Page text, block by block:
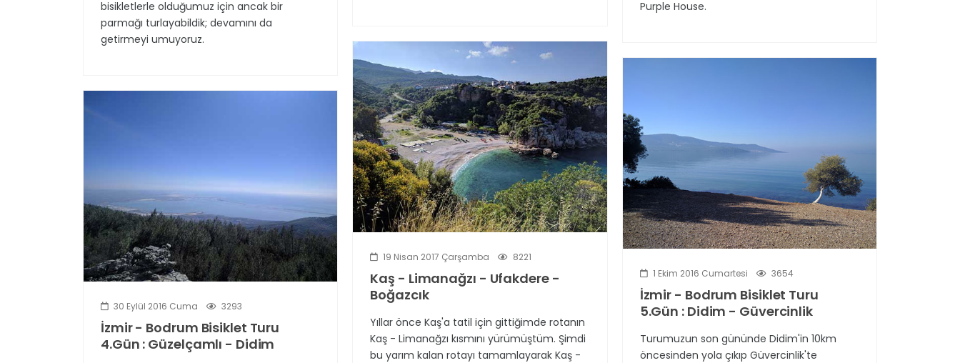
bisikletlerle olduğumuz için ancak bir
parmağı turlayabildik; devamını da
getirmeyi umuyoruz.
Purple House.
19 Nisan 2017 Çarşamba 8221
Kaş - Limanağzı - Ufakdere -
Boğazcık
Yıllar önce Kaş'a tatil için gittiğimde rotanın
Kaş - Limanağzı kısmını yürümüştüm. Şimdi
bu yarım kalan rotayı tamamlayarak Kaş -
1 Ekim 2016 Cumartesi 3654
İzmir - Bodrum Bisiklet Turu
5.Gün : Didim - Güvercinlik
Turumuzun son gününde Didim'in 10km
öncesinden yola çıkıp Güvercinlik'te
30 Eylül 2016 Cuma 3293
İzmir - Bodrum Bisiklet Turu
4.Gün : Güzelçamlı - Didim